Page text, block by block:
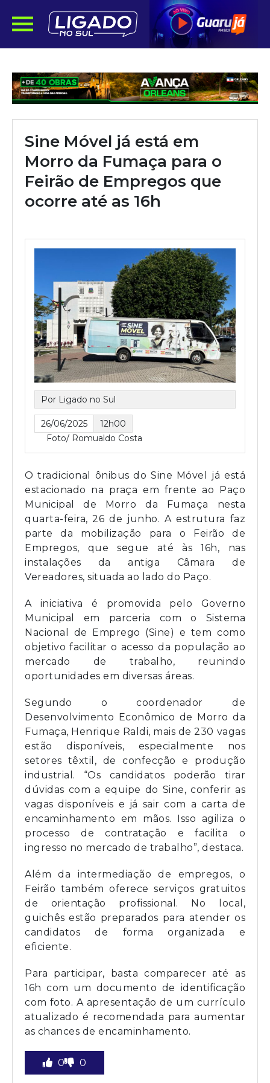
Sine Móvel já está em
Morro da Fumaça para o
Feirão de Empregos que
ocorre até as 16h
Por Ligado no Sul
26/06/2025
12h00
Foto/ Romualdo Costa
O tradicional ônibus do Sine Móvel já está
estacionado na praça em frente ao Paço
Municipal de Morro da Fumaça nesta
quarta-feira, 26 de junho. A estrutura faz
parte da mobilização para o Feirão de
Empregos, que segue até às 16h, nas
instalações da antiga Câmara de
Vereadores, situada ao lado do Paço.
A iniciativa é promovida pelo Governo
Municipal em parceria com o Sistema
Nacional de Emprego (Sine) e tem como
objetivo facilitar o acesso da população ao
mercado de trabalho, reunindo
oportunidades em diversas áreas.
Segundo o coordenador de
Desenvolvimento Econômico de Morro da
Fumaça, Henrique Raldi, mais de 230 vagas
estão disponíveis, especialmente nos
setores têxtil, de confecção e produção
industrial. “Os candidatos poderão tirar
dúvidas com a equipe do Sine, conferir as
vagas disponíveis e já sair com a carta de
encaminhamento em mãos. Isso agiliza o
processo de contratação e facilita o
ingresso no mercado de trabalho”, destaca.
Além da intermediação de empregos, o
Feirão também oferece serviços gratuitos
de orientação profissional. No local,
guichês estão preparados para atender os
candidatos de forma organizada e
eficiente.
Para participar, basta comparecer até as
16h com um documento de identificação
com foto. A apresentação de um currículo
atualizado é recomendada para aumentar
as chances de encaminhamento.
0 0